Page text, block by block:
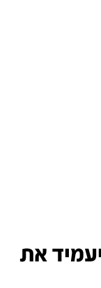
את